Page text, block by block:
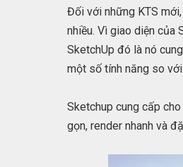
Đối với những KTS
nhiều. Vì giao diện của
SketchUp đó là nó
một số tính năng so
Sketchup cung cấp
gọn, render nhanh và